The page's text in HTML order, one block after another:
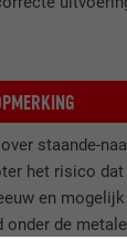
staande-
het risico
en
onder de